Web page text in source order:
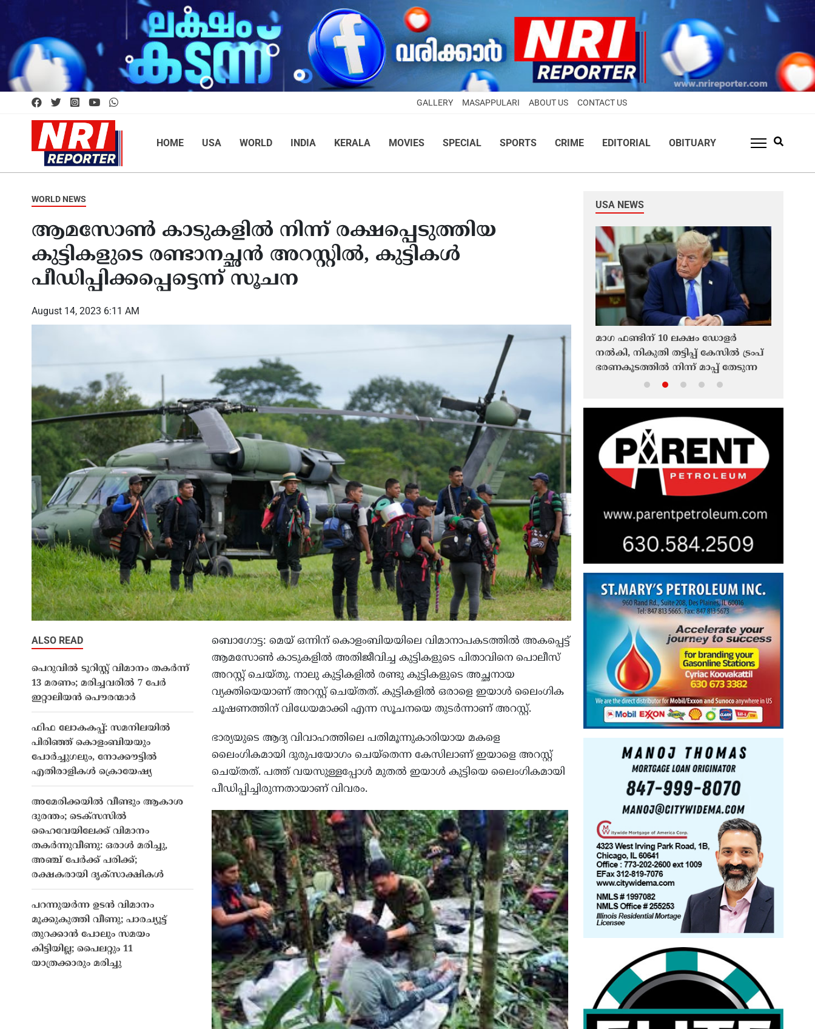
GALLERY MASAPPULARI ABOUT US CONTACT US
HOME USA WORLD INDIA KERALA MOVIES SPECIAL SPORTS CRIME EDITORIAL OBITUARY
WORLD NEWS
ആമസോൺ കാടുകളിൽ നിന്ന് രക്ഷപ്പെടുത്തിയ
കുട്ടികളുടെ രണ്ടാനച്ഛൻ അറസ്റ്റിൽ, കുട്ടികൾ
പീഡിപ്പിക്കപ്പെട്ടെന്ന് സൂചന
August 14, 2023 6:11 AM
ബൊഗോട്ട: മെയ് ഒന്നിന് കൊളംബിയയിലെ വിമാനാപകടത്തിൽ അകപ്പെട്ട്
ആമസോൺ കാടുകളിൽ അതിജീവിച്ച കുട്ടികളുടെ പിതാവിനെ പൊലീസ്
അറസ്റ്റ് ചെയ്തു. നാലു കുട്ടികളിൽ രണ്ടു കുട്ടികളുടെ അച്ഛനായ
വ്യക്തിയെയാണ് അറസ്റ്റ് ചെയ്തത്. കുട്ടികളിൽ ഒരാളെ ഇയാൾ ലൈംഗിക
ചൂഷണത്തിന് വിധേയമാക്കി എന്ന സൂചനയെ തുടർന്നാണ് അറസ്റ്റ്.
ഭാര്യയുടെ ആദ്യ വിവാഹത്തിലെ പതിമൂന്നുകാരിയായ മകളെ
ലൈംഗികമായി ദുരുപയോഗം ചെയ്തെന്ന കേസിലാണ് ഇയാളെ അറസ്റ്റ്
ചെയ്തത്. പത്ത് വയസുള്ളപ്പോൾ മുതൽ ഇയാൾ കുട്ടിയെ ലൈംഗികമായി
പീഡിപ്പിച്ചിരുന്നതായാണ് വിവരം.
ALSO READ
പെറുവിൽ ടൂറിസ്റ്റ് വിമാനം തകർന്ന്
13 മരണം; മരിച്ചവരിൽ 7 പേർ
ഇറ്റാലിയൻ പൌരന്മാർ
ഫിഫ ലോകകപ്പ്: സമനിലയിൽ
പിരിഞ്ഞ് കൊളംബിയയും
പോർച്ചുഗലും, നോക്കൗട്ടിൽ
എതിരാളികൾ ക്രൊയേഷ്യ
അമേരിക്കയിൽ വീണ്ടും ആകാശ
ദുരന്തം; ടെക്സസിൽ
ഹൈവേയിലേക്ക് വിമാനം
തകർന്നുവീണു: ഒരാൾ മരിച്ചു,
അഞ്ച് പേർക്ക് പരിക്ക്;
രക്ഷകരായി ദൃക്‌സാക്ഷികൾ
പറന്നുയർന്ന ഉടൻ വിമാനം
മൂക്കുകുത്തി വീണു; പാരച്യൂട്ട്
തുറക്കാൻ പോലും സമയം
കിട്ടിയില്ല; പൈലറ്റും 11
യാത്രക്കാരും മരിച്ചു
USA NEWS
ബേബി മണക്കുന്നേല്‍
വർണാഭമായ തുടക്കം…
ചിത്രങ്ങളിലൂടെ…
‘നമ്മൾ ജെഡിയെ ജയിപ്പിക്കണം’;
2028-ലെ പ്രസിഡൻ്റ് സ്ഥാനാർത്ഥിയായി
ജെഡി വാൻസിനെ പിന്തുണച്ച് ട്രംപ്
മാഗ ഫണ്ടിന് 10 ലക്ഷം ഡോളർ
നൽകി, നികുതി തട്ടിപ്പ് കേസിൽ ട്രംപ്
ഭരണകൂടത്തിൽ നിന്ന് മാപ്പ് തേടുന്ന
ഇന്ത്യൻ വംശജനായ ഡോക്ടർ